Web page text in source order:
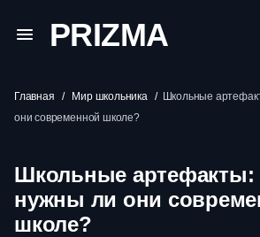
PRIZMA
Главная Мир школьника
Школьные
они современной школе?
Школьные артефакты:
нужны ли они
школе?